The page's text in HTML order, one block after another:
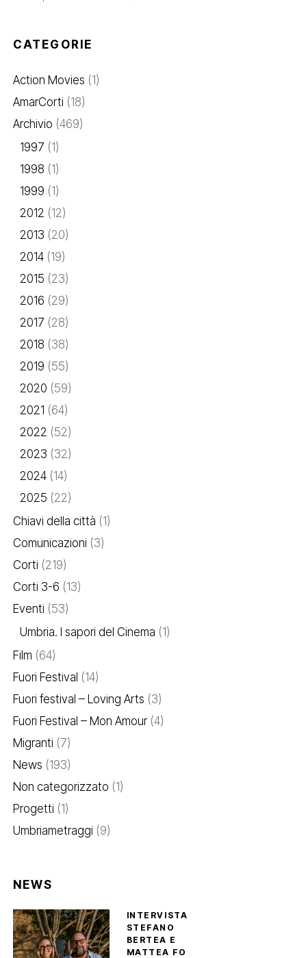
CATEGORIE
Action Movies (1)
AmarCorti (18)
Archivio (469)
1997 (1)
1998 (1)
1999 (1)
2012 (12)
2013 (20)
2014(19)
2015 (23)
2016 (29)
2017 (28)
2018 (38)
2019 (55)
2020 (59)
2021 (64)
2022 (52)
2023 (32)
2024(14)
2025 (22)
Chiavi della città (1)
Comunicazioni (3)
Corti (219)
Corti 3-6 (13)
Eventi (53)
Umbria. I sapori del Cinema (1)
Film (64)
Fuori Festival (14)
Fuori festival – Loving Arts (3)
Fuori Festival – Mon Amour(4)
Migranti (7)
News (193)
Non categorizzato (1)
Progetti (1)
Umbriametraggi (9)
NEWS
INTERVISTA
STEFANO
BERTEA E
MATTEA FO